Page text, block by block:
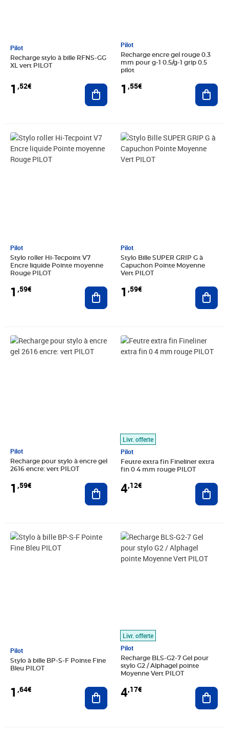
Pilot
Recharge stylo à bille RFNS-GG
XL vert PILOT
1 ,52€ Ajouter au panier
Pilot
Recharge encre gel rouge 0.3
mm pour g-1 0.5/g-1 grip 0.5
pilot
1 ,55€
Pilot
Stylo roller Hi-Tecpoint V7
Encre liquide Pointe moyenne
Rouge PILOT
1 ,59€
Prix 1,59€
Ajouter au panier
Pilot
Stylo Bille SUPER GRIP G à
Capuchon Pointe Moyenne
Vert PILOT
1 ,59€
Prix 1,59€
Pilot
Recharge pour stylo à encre gel
2616 encre: vert PILOT
1 ,59€
Prix 1,59€
Ajouter au panier
Livr. offerte
Pilot
Feutre extra fin Fineliner extra
fin 0 4 mm rouge PILOT
4,12€
Prix 4,12€
Pilot
Stylo à bille BP-S-F Pointe Fine
Bleu PILOT
1 ,64€
Prix 1,64€
Ajouter au panier
Livr. offerte
Pilot
Recharge BLS-G2-7 Gel pour
stylo G2 / Alphagel pointe
Moyenne Vert PILOT
4,17€
Prix 4,17€